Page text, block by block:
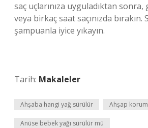
saç uçlarınıza uyguladıktan sonra,
veya birkaç saat saçınızda bırakın.
şampuanla iyice yıkayın.
Tarih: Makaleler
Ahşaba hangi yağ sürülür Ahşap
Anüse bebek yağı sürülür mü